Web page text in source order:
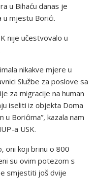
u Bihaću danas je
mjestu Borići.
nije učestvovalo u
nikakve mjere u
Službe za poslove sa
za migracije na human
iseliti iz objekta Doma
Borićima”, kazala nam
a USK.
oni koji brinu o 800
su ovim potezom s
smjestiti još dvije